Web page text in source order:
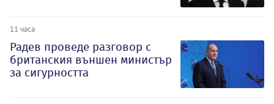
11 часа
Радев проведе разговор с
британския външен министър
за сигурността